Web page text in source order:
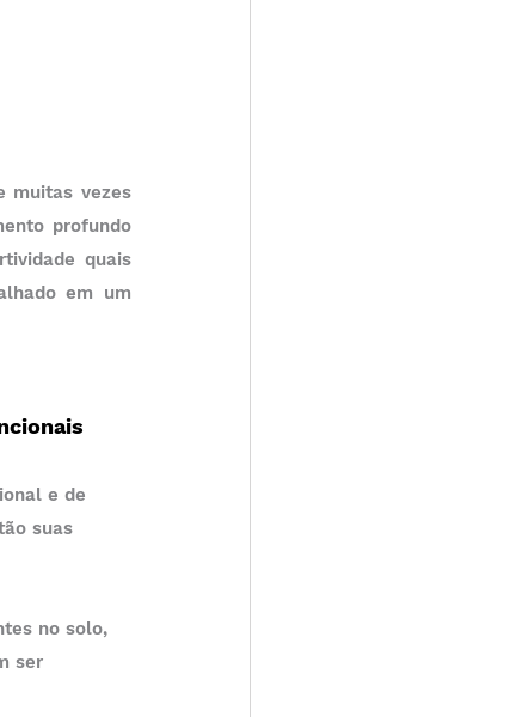
muitas vezes
profundo
quais
em um
e de
suas
ser